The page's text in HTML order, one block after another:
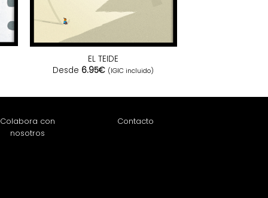
EL TEIDE
Desde 6.95€ (IGIC incluido)
Colabora con
nosotros
Contacto